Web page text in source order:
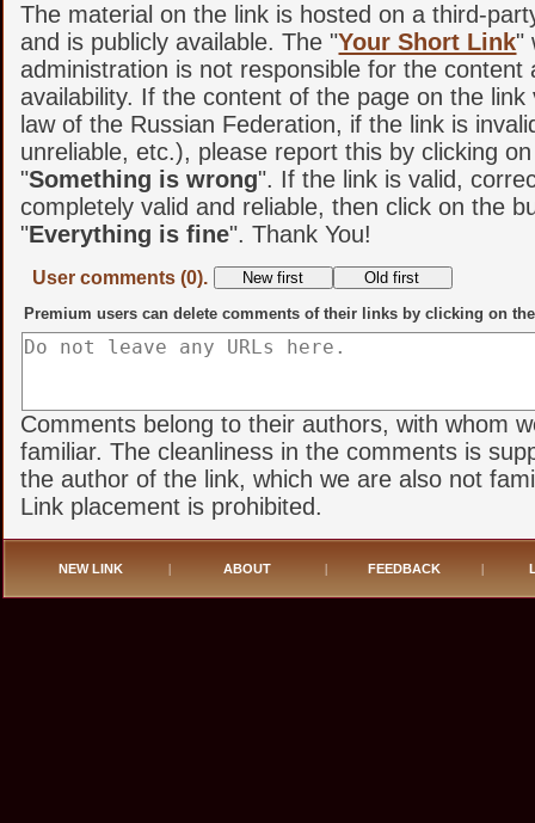
The material on the link is hosted on a third-
and is publicly available. The "Your Short Link"
administration is not responsible for the content
availability. If the content of the page on the link
law of the Russian Federation, if the link is
unreliable, etc.), please report this by clicking
"Something is wrong". If the link is valid,
completely valid and reliable, then click on the
"Everything is fine". Thank You!
User comments (0).
Premium users can delete comments of their links by clicking on
Comments belong to their authors, with whom
familiar. The cleanliness in the comments is
the author of the link, which we are also not
Link placement is prohibited.
NEW LINK ABOUT FEEDBACK